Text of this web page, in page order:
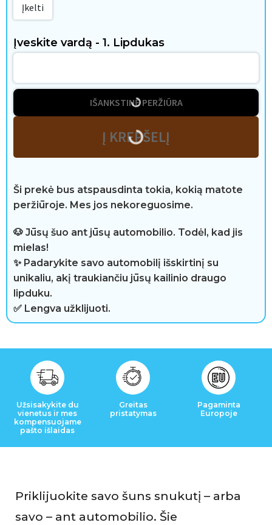
i
s
a
l
i
k
i
s
A
t
i
l
i
e
m
Įkelti
Įveskite vardą - 1. Lipdukas
IŠANKSTINĖ PERŽIŪRA
Į KREPŠELĮ
Ši prekė bus atspausdinta tokia, kokią matote
peržiūroje. Mes jos nekoreguosime.
🐶 Jūsų šuo ant jūsų automobilio. Todėl, kad jis
mielas!
✨ Padarykite savo automobilį išskirtinį su
unikaliu, akį traukiančiu jūsų kailinio draugo
lipduku.
✅ Lengva užklijuoti.
Užsisakykite du
vienetus ir mes
kompensuojame
pašto išlaidas
Greitas
pristatymas
Pagaminta
Europoje
Priklijuokite savo šuns snukutį – arba
savo – ant automobilio. Šie